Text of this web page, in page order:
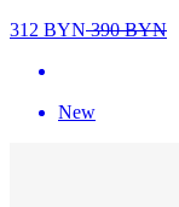
312 BYN390BYN
New